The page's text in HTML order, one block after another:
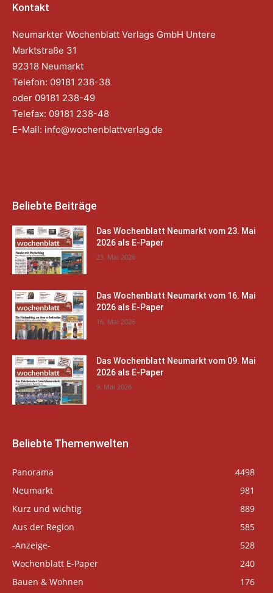
Kontakt
Neumarkter Wochenblatt Verlags GmbH Untere
Marktstraße 31
92318 Neumarkt
Telefon: 09181 238-38
oder 09181 238-49
Telefax: 09181 238-48
E-Mail: info@wochenblattverlag.de
Beliebte Beiträge
Das Wochenblatt Neumarkt vom 23. Mai
2026 als E-Paper
23. Mai 2026
Das Wochenblatt Neumarkt vom 16. Mai
2026 als E-Paper
16. Mai 2026
Das Wochenblatt Neumarkt vom 09. Mai
2026 als E-Paper
9. Mai 2026
Beliebte Themenwelten
Panorama
4498
Neumarkt
981
Kurz und wichtig
889
Aus der Region
585
-Anzeige-
528
Wochenblatt E-Paper
240
Bauen & Wohnen
176